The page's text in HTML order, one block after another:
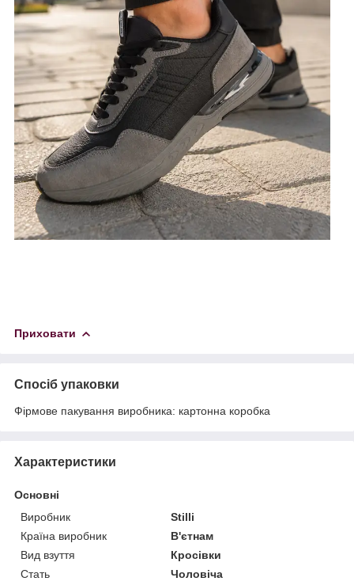
Приховати
Спосіб упаковки
Фірмове пакування виробника: картонна коробка
Характеристики
Основні
Виробник
Stilli
Країна виробник
В'єтнам
Вид взуття
Кросівки
Стать
Чоловіча